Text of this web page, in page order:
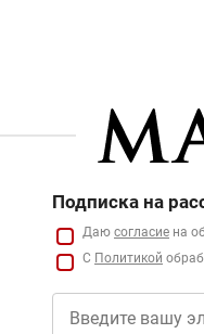
Подписка на
Даю согласие на
С Политикой